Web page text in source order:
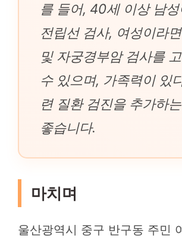
를 들어, 40세 이상 남
전립선 검사, 여성이라
및 자궁경부암 검사를
수 있으며, 가족력이 있
련 질환 검진을 추가하
좋습니다.
마치며
울산광역시 중구 반구동 주민